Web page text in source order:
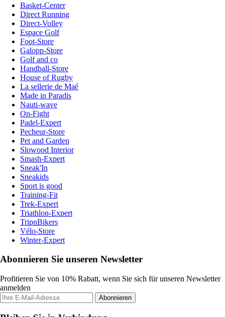
Basket-Center
Direct Running
Direct-Volley
Espace Golf
Foot-Store
Galopp-Store
Golf and co
Handball-Store
House of Rugby
La sellerie de Maé
Made in Paradis
Nauti-wave
On-Fight
Padel-Expert
Pecheur-Store
Pet and Garden
Slowood Interior
Smash-Expert
Sneak'In
Sneakids
Sport is good
Training-Fit
Trek-Expert
Triathlon-Expert
TripnBikers
Vélo-Store
Winter-Expert
Abonnieren Sie unseren Newsletter
Profitieren Sie von 10% Rabatt, wenn Sie sich für unseren Newsletter
anmelden
Abonnieren